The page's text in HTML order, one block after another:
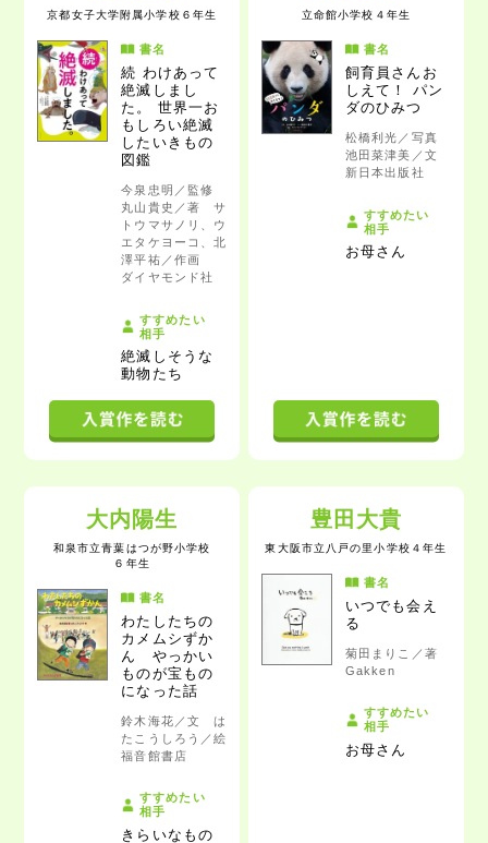
京都女子大学附属小学校 ６年生
書名
続 わけあって
絶滅しまし
た。 世界一お
もしろい絶滅
したいきもの
図鑑
今泉忠明／監修
丸山貴史／著 サ
トウマサノリ、ウ
エタケヨーコ、北
澤平祐／作画
ダイヤモンド社
すすめたい
相手
絶滅しそうな
動物たち
立命館小学校 ４年生
書名
飼育員さんお
しえて！ パン
ダのひみつ
松橋利光／写真
池田菜津美／文
新日本出版社
すすめたい
相手
お母さん
大内陽生
和泉市立青葉はつが野小学校
６年生
書名
わたしたちの
カメムシずか
ん やっかい
ものが宝もの
になった話
鈴木海花／文 は
たこうしろう／絵
福音館書店
すすめたい
相手
きらいなもの
豊田大貴
東大阪市立八戸の里小学校 ４年生
書名
いつでも会え
る
菊田まりこ／著
Gakken
すすめたい
相手
お母さん